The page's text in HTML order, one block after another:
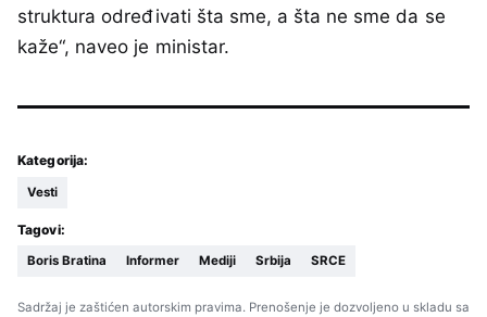
struktura određivati šta sme, a šta ne sme da se
kaže“, naveo je ministar.
Kategorija:
Vesti
Tagovi:
Boris Bratina Informer Mediji Srbija SRCE
Sadržaj je zaštićen autorskim pravima. Prenošenje je dozvoljeno u skladu sa